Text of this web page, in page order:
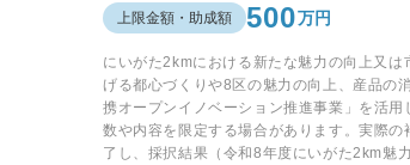
上限金額・助成額 500万円
にいがた2kmにおける新たな魅力の向上又
げる都心づくりや8区の魅力の向上、産品の
携オープンイノベーション推進事業」を活
数や内容を限定する場合があります。実際
了し、採択結果（令和8年度にいがた2km魅